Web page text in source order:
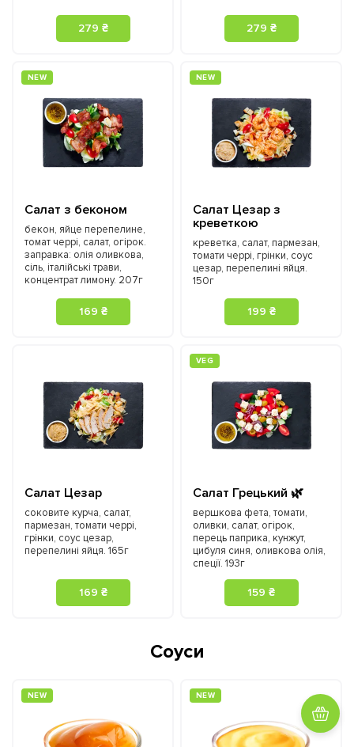
279 ₴ 279 ₴
NEW
Салат з беконом
бекон, яйце перепелине,
томат черрі, салат, огірок.
заправка: олія оливкова,
сіль, італійські трави,
концентрат лимону. 207г
169 ₴
NEW
Салат Цезар з
креветкою
креветка, салат, пармезан,
томати черрі, грінки, соус
цезар, перепелині яйця.
150г
199 ₴
Салат Цезар
соковите курча, салат,
пармезан, томати черрі,
грінки, соус цезар,
перепелині яйця. 165г
169 ₴
VEG
Салат Грецький 🌿
вершкова фета, томати,
оливки, салат, огірок,
перець паприка, кунжут,
цибуля синя, оливкова олія,
спеції. 193г
159 ₴
Соуси
NEW NEW